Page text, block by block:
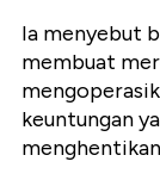
Ia menyebut
membuat
keuntungan